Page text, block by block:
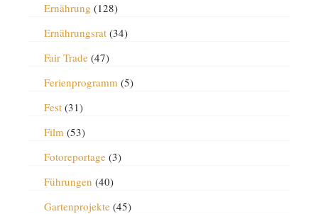
Ernährung (128)
Ernährungsrat(34)
Fair Trade(47)
Ferienprogramm(5)
Fest(31)
Film(53)
Fotoreportage(3)
Führungen (40)
Gartenprojekte(45)